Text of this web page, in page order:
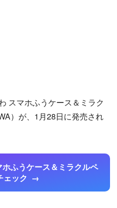
スマホふうケース＆ミラク
）が、1月28日に発売され
ホふうケース＆ミラクルペ
ェック